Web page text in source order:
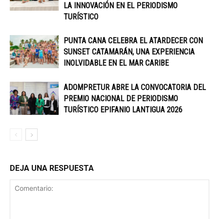
LA INNOVACIÓN EN EL PERIODISMO
TURÍSTICO
PUNTA CANA CELEBRA EL ATARDECER CON
SUNSET CATAMARÁN, UNA EXPERIENCIA
INOLVIDABLE EN EL MAR CARIBE
ADOMPRETUR ABRE LA CONVOCATORIA DEL
PREMIO NACIONAL DE PERIODISMO
TURÍSTICO EPIFANIO LANTIGUA 2026
DEJA UNA RESPUESTA